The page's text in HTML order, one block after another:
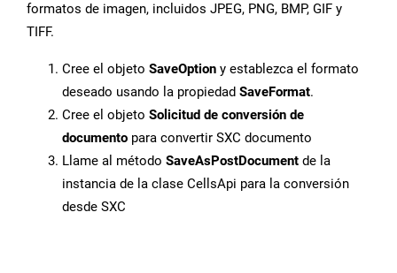
formatos de imagen, incluidos JPEG, PNG, BMP, GIF y
TIFF.
Cree el objeto SaveOption y establezca el formato
deseado usando la propiedad SaveFormat.
Cree el objeto Solicitud de conversión de
documento para convertir SXC documento
Llame al método SaveAsPostDocument de la
instancia de la clase CellsApi para la conversión
desde SXC